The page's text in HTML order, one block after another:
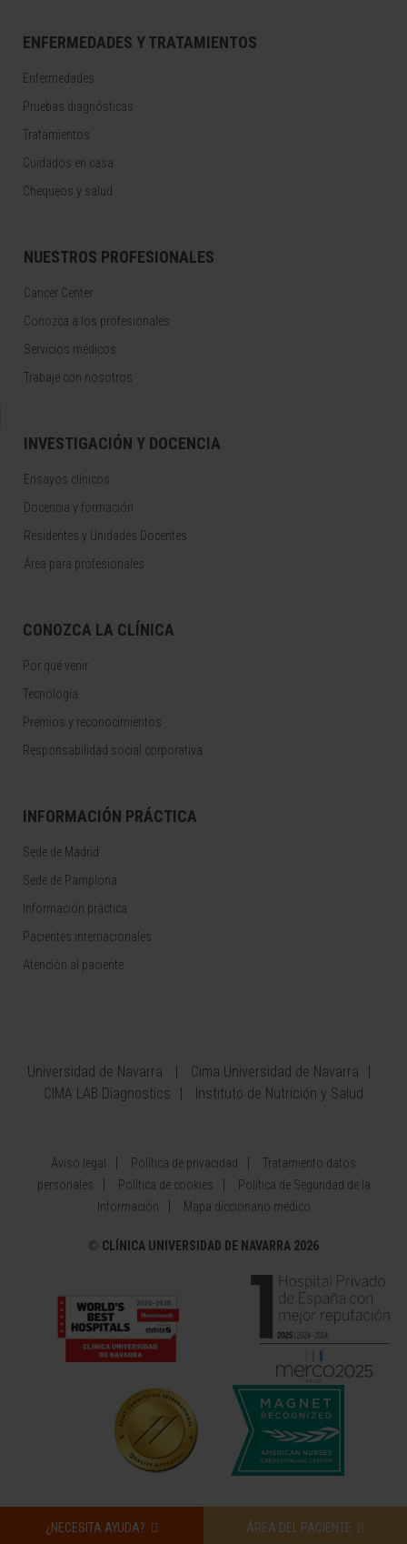
¿NECESITA AYUDA? ÁREA DEL PACIENTE
ENFERMEDADES Y TRATAMIENTOS
Enfermedades
Pruebas diagnósticas
Tratamientos
Cuidados en casa
Chequeos y salud
NUESTROS PROFESIONALES
Cancer Center
Conozca a los profesionales
Servicios médicos
Trabaje con nosotros
INVESTIGACIÓN Y DOCENCIA
Ensayos clínicos
Docencia y formación
Residentes y Unidades Docentes
Área para profesionales
CONOZCA LA CLÍNICA
Por qué venir
Tecnología
Premios y reconocimientos
Responsabilidad social corporativa
INFORMACIÓN PRÁCTICA
Sede de Madrid
Sede de Pamplona
Información práctica
Pacientes internacionales
Atención al paciente
Universidad de Navarra
Cima Universidad de Navarra
CIMA LAB Diagnostics
Instituto de Nutrición y Salud
Aviso legal Política de privacidad
Tratamiento datos
personales
Política de cookies
Política de Seguridad de la
Información
Mapa diccionario médico
© CLÍNICA UNIVERSIDAD DE NAVARRA 2026